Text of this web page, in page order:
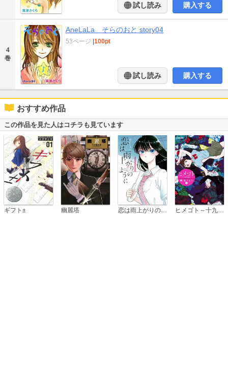
試し読み 購入する
4
巻
AneLaLa そらのおと story04
53ページ |100pt
試し読み 購入する
おすすめ作品
この作品を見た人はコチラも見ています
ギフト± 幽麗塔 ヒメゴト～十九歳の制服～